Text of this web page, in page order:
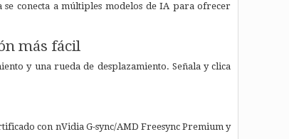
conecta a múltiples modelos de IA para ofrecer
más fácil
y una rueda de desplazamiento. Señala y clica
con nVidia G-sync/AMD Freesync Premium y